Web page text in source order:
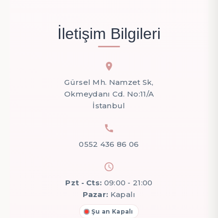
İletişim Bilgileri
Gürsel Mh. Namzet Sk,
Okmeydanı Cd. No:11/A
İstanbul
0552 436 86 06
Pzt - Cts: 09:00 - 21:00
Pazar: Kapalı
Şu an Kapalı